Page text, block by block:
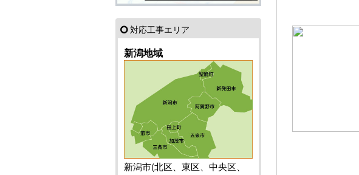
対応工事エリア
新潟地域
新潟市(北区、東区、中央区、